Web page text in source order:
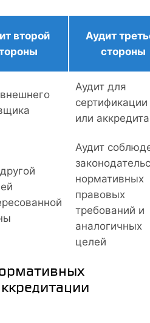
второй
Аудит
стороны
Аудит для
или
Аудит
нормативных
правовых
требований и
аналогичных
целей